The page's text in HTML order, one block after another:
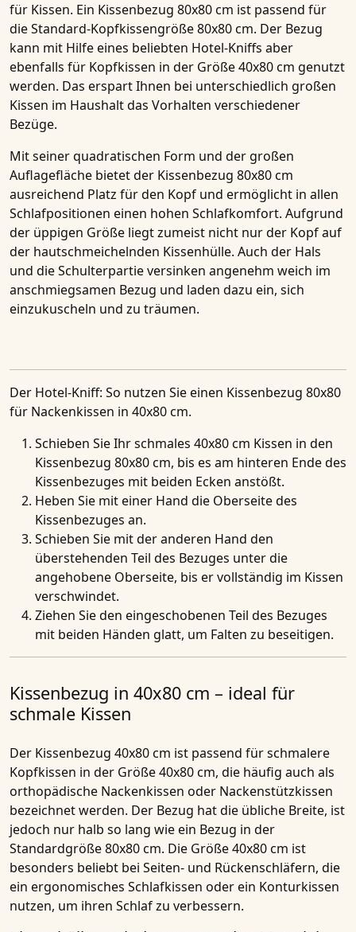
für Kissen. Ein Kissenbezug 80x80 cm ist passend für
die Standard-Kopfkissengröße 80x80 cm. Der Bezug
kann mit Hilfe eines beliebten Hotel-Kniffs aber
ebenfalls für Kopfkissen in der Größe 40x80 cm genutzt
werden. Das erspart Ihnen bei unterschiedlich großen
Kissen im Haushalt das Vorhalten verschiedener
Bezüge.
Mit seiner quadratischen Form und der großen
Auflagefläche bietet der Kissenbezug 80x80 cm
ausreichend Platz für den Kopf und ermöglicht in allen
Schlafpositionen einen hohen Schlafkomfort. Aufgrund
der üppigen Größe liegt zumeist nicht nur der Kopf auf
der hautschmeichelnden Kissenhülle. Auch der Hals
und die Schulterpartie versinken angenehm weich im
anschmiegsamen Bezug und laden dazu ein, sich
einzukuscheln und zu träumen.
Der Hotel-Kniff: So nutzen Sie einen Kissenbezug 80x80
für Nackenkissen in 40x80 cm.
Schieben Sie Ihr schmales 40x80 cm Kissen in den
Kissenbezug 80x80 cm, bis es am hinteren Ende des
Kissenbezuges mit beiden Ecken anstößt.
Heben Sie mit einer Hand die Oberseite des
Kissenbezuges an.
Schieben Sie mit der anderen Hand den
überstehenden Teil des Bezuges unter die
angehobene Oberseite, bis er vollständig im Kissen
verschwindet.
Ziehen Sie den eingeschobenen Teil des Bezuges
mit beiden Händen glatt, um Falten zu beseitigen.
Kissenbezug in 40x80 cm – ideal für
schmale Kissen
Der Kissenbezug 40x80 cm ist passend für schmalere
Kopfkissen in der Größe 40x80 cm, die häufig auch als
orthopädische Nackenkissen oder Nackenstützkissen
bezeichnet werden. Der Bezug hat die übliche Breite, ist
jedoch nur halb so lang wie ein Bezug in der
Standardgröße 80x80 cm. Die Größe 40x80 cm ist
besonders beliebt bei Seiten- und Rückenschläfern, die
ein ergonomisches Schlafkissen oder ein Konturkissen
nutzen, um ihren Schlaf zu verbessern.